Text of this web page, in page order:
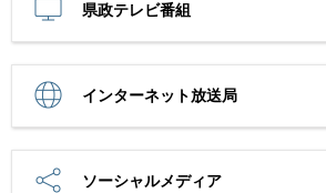
県政テレビ番組
インターネット放送局
ソーシャルメディア